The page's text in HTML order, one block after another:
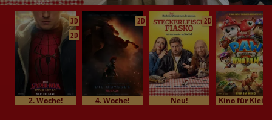
3D
2D
2. Woche!
2D
4. Woche!
2D
Neu! Kino für